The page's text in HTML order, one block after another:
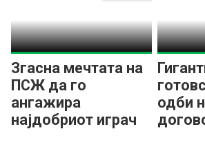
Згасна мечтата на
ПСЖ да го
ангажира
најдобриот играч
одби